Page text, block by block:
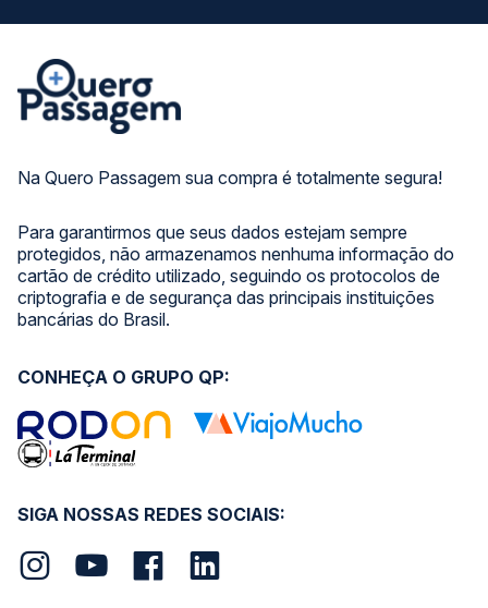
Na Quero Passagem sua compra é totalmente segura!
Para garantirmos que seus dados estejam sempre
protegidos, não armazenamos nenhuma informação do
cartão de crédito utilizado, seguindo os protocolos de
criptografia e de segurança das principais instituições
bancárias do Brasil.
SIGA NOSSAS REDES SOCIAIS:
CONHEÇA O GRUPO QP: